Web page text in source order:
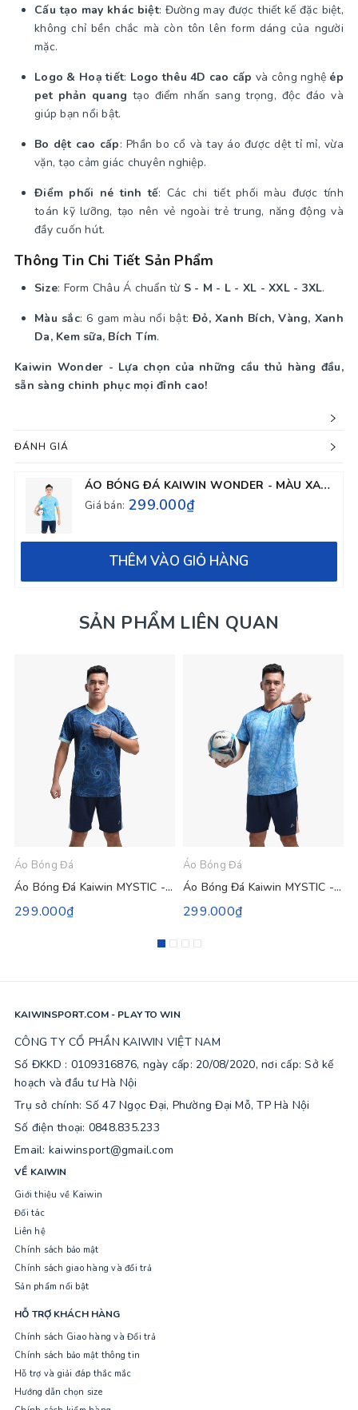
Cấu tạo may khác biệt: Đường may được thiết kế đặc biệt,
không chỉ bền chắc mà còn tôn lên form dáng của người
mặc.
Logo & Hoạ tiết: Logo thêu 4D cao cấp và công nghệ ép
pet phản quang tạo điểm nhấn sang trọng, độc đáo và
giúp bạn nổi bật.
Bo dệt cao cấp: Phần bo cổ và tay áo được dệt tỉ mỉ, vừa
vặn, tạo cảm giác chuyên nghiệp.
Điểm phối né tinh tế: Các chi tiết phối màu được tính
toán kỹ lưỡng, tạo nên vẻ ngoài trẻ trung, năng động và
đầy cuốn hút.
Thông Tin Chi Tiết Sản Phẩm
Size: Form Châu Á chuẩn từ S - M - L - XL - XXL - 3XL.
Màu sắc: 6 gam màu nổi bật:Đỏ, Xanh Bích, Vàng, Xanh
Da, Kem sữa, Bích Tím.
Kaiwin Wonder - Lựa chọn của những cầu thủ hàng đầu,
sẵn sàng chinh phục mọi đỉnh cao!
ĐÁNH GIÁ
ÁO BÓNG ĐÁ KAIWIN WONDER - MÀU XANH DA
Giá bán: 299.000₫
THÊM VÀO GIỎ HÀNG
SẢN PHẨM LIÊN QUAN
Áo Bóng Đá
Áo Bóng Đá Kaiwin MYSTIC - Màu Xanh Đen
299.000₫
Áo Bóng Đá
Áo Bóng Đá Kaiwin MYSTIC - Màu Xanh Da
299.000₫
KAIWINSPORT.COM - PLAY TO WIN
CÔNG TY CỔ PHẦN KAIWIN VIỆT NAM
Số ĐKKD : 0109316876, ngày cấp: 20/08/2020, nơi cấp: Sở kế
hoạch và đầu tư Hà Nội
Trụ sở chính: Số 47 Ngọc Đại, Phường Đại Mỗ, TP Hà Nội
Số điện thoại: 0848.835.233
Email: kaiwinsport@gmail.com
VỀ KAIWIN
Giới thiệu về Kaiwin
Đối tác
Liên hệ
Chính sách bảo mật
Chính sách giao hàng và đổi trả
Sản phẩm nổi bật
HỖ TRỢ KHÁCH HÀNG
Chính sách Giao hàng và Đổi trả
Chính sách bảo mật thông tin
Hỗ trợ và giải đáp thắc mắc
Hướng dẫn chọn size